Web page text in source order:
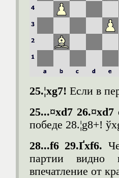
25.¦xg7! Если в
25...¤xd7 26.¤xd7
победе 28.¦g8+!
28...f6 29.Ґxf6.
партии видно
впечатление от